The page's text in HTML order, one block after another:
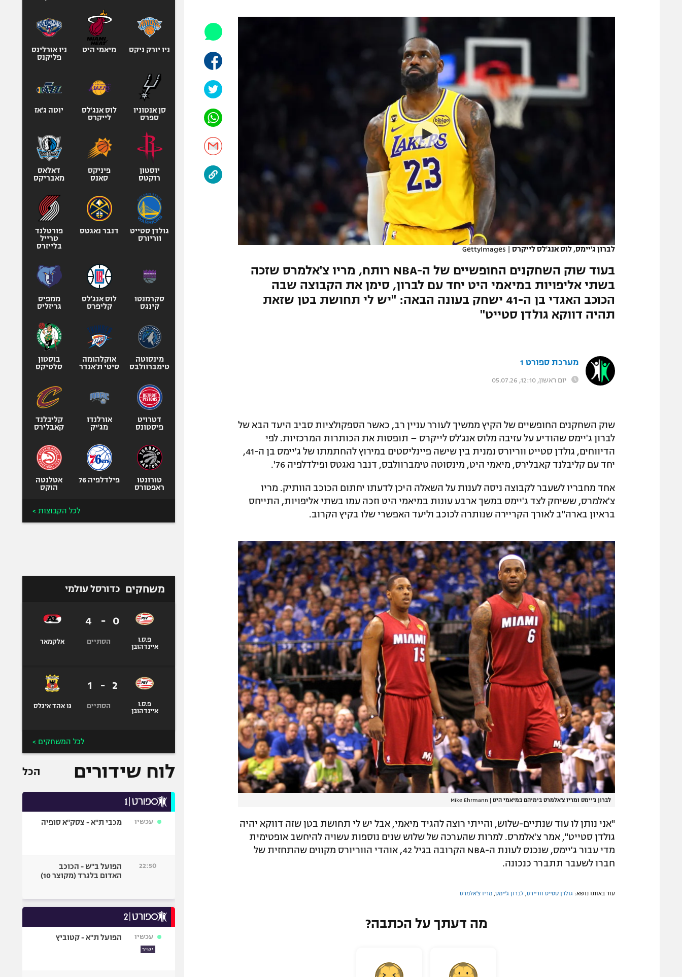
תקנון עבור פעילות ספורט 1 – "מרלן"
לוח דרושים – ג'ובנט
הפועל תל אביב
הפועל באר שבע
מכבי נתניה
בני יהודה
ליגה סינית
אופניים
ספורט מוטורי
כדורמים
בייסבול MLB
ספורט אתגרי
אומנויות לחימה
לברון ג'יימס, לוס אנג'לס לייקרס |
GettyImages
בעוד שוק השחקנים החופשיים של ה-NBA רותח, מריו צ'אלמרס שזכה
בשתי אליפויות במיאמי היט יחד עם לברון, סימן את הקבוצה שבה
הכוכב האגדי בן ה-41 ישחק בעונה הבאה: "יש לי תחושת בטן שזאת
תהיה דווקא גולדן סטייט"
מערכת ספורט 1
יום ראשון, 12:10, 05.07.26
שוק השחקנים החופשיים של הקיץ ממשיך לעורר עניין רב, כאשר הספקולציות סביב היעד הבא של
לברון ג'יימס שהודיע על עזיבה מלוס אנג'לס לייקרס – תופסות את הכותרות המרכזיות. לפי
הדיווחים, גולדן סטייט ווריורס נמנית בין שישה פיינליסטים במירוץ להחתמתו של ג'יימס בן ה-41,
יחד עם קליבלנד קאבלירס, מיאמי היט, מינסוטה טימברוולבס, דנבר נאגטס ופילדלפיה 76'.
אחד מחבריו לשעבר לקבוצה ניסה לענות על השאלה היכן לדעתו יחתום הכוכב הוותיק. מריו
צ'אלמרס, ששיחק לצד ג'יימס במשך ארבע עונות במיאמי היט וזכה עמו בשתי אליפויות, התייחס
בראיון בארה"ב לאורך הקריירה שנותרה לכוכב וליעד האפשרי שלו בקיץ הקרוב.
לברון ג'יימס ומריו צ'אלמרס בימיהם במיאמי היט |
Mike Ehrmann
"אני נותן לו עוד שנתיים-שלוש, והייתי רוצה להגיד מיאמי, אבל יש לי תחושת בטן שזה דווקא יהיה
גולדן סטייט", אמר צ'אלמרס. למרות שהערכה של שלוש שנים נוספות עשויה להיחשב אופטימית
מדי עבור ג'יימס, שנכנס לעונת ה-NBA הקרובה בגיל 42, אוהדי הווריורס מקווים שהתחזית של
חברו לשעבר תתברר כנכונה.
עוד באותו נושא: גולדן סטייט ווריירס לברון ג'יימס מריו צ'אלמרס
מה דעתך על הכתבה?
ניו יורק ניקס מיאמי היט
ניו אורלינס
פליקנס
סן אנטוניו
ספרס
לוס אנג'לס
לייקרס
יוטה ג'אז
יוסטון
רוקטס
פיניקס
סאנס
דאלאס
מאבריקס
גולדן סטייט
ווריורס
דנבר נאגטס
פורטלנד
טרייל
בלייזרס
סקרמנטו
קינגס
לוס אנג'לס
קליפרס
ממפיס
גריזליס
מינסוטה
טימברוולבס
אוקלהומה
סיטי ת'אנדר
בוסטון
סלטיקס
דטרויט
פיסטונס
אורלנדו
מג'יק
קליבלנד
קאבלירס
טורונטו
ראפטורס
פילדלפיה 76
אטלנטה
הוקס
לכל הקבוצות >
משחקים כדורסל עולמי
פ.ס.ו
איינדהובן
0
-
4
הסתיים אלקמאר
פ.ס.ו
איינדהובן
2
-
1
הסתיים גו אהד איגלס
לכל המשחקים >
לוח שידורים הכל
עכשיו מכבי ת"א - צסק"א סופיה
22:50
הפועל ב"ש - הכוכב
האדום בלגרד (מקוצר 10)
עכשיו
ישיר
הפועל ת"א - קטוביץ